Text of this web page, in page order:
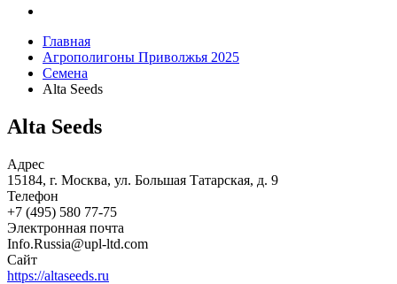
Главная
Агрополигоны Приволжья 2025
Семена
Alta Seeds
Alta Seeds
Адрес
15184, г. Москва, ул. Большая Татарская, д. 9
Телефон
+7 (495) 580 77-75
Электронная почта
Info.Russia@upl-ltd.com
Сайт
https://altaseeds.ru